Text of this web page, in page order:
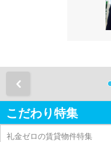
こだわり特集
礼金ゼロの賃貸物件特集